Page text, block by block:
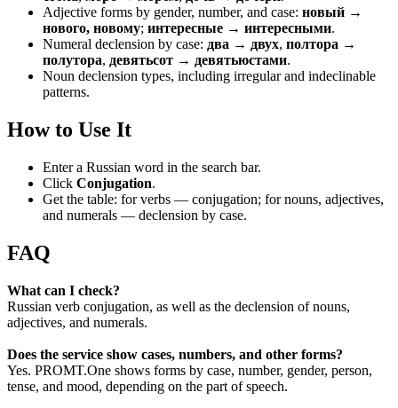
Adjective forms by gender, number, and case: новый →
нового, новому; интересные → интересными.
Numeral declension by case: два → двух, полтора →
полутора, девятьсот → девятьюстами.
Noun declension types, including irregular and indeclinable
patterns.
How to Use It
Enter a Russian word in the search bar.
Click Conjugation.
Get the table: for verbs — conjugation; for nouns, adjectives,
and numerals — declension by case.
FAQ
What can I check?
Russian verb conjugation, as well as the declension of nouns,
adjectives, and numerals.
Does the service show cases, numbers, and other forms?
Yes. PROMT.One shows forms by case, number, gender, person,
tense, and mood, depending on the part of speech.